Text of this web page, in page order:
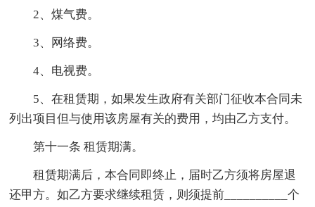
2、煤气费。
3、网络费。
4、电视费。
5、在租赁期，如果发生政府有关部门征收本合同未
列出项目但与使用该房屋有关的费用，均由乙方支付。
第十一条 租赁期满。
租赁期满后，本合同即终止，届时乙方须将房屋退
还甲方。如乙方要求继续租赁，则须提前__________个